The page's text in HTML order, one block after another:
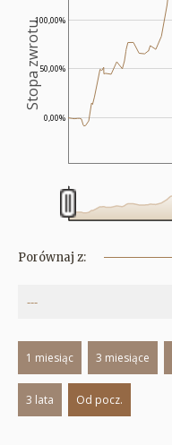
Stopa zwrotu
0,00%
50,00%
100,00%
Porównaj z:
---
1 miesiąc 3 miesiące
3 lata Od pocz.